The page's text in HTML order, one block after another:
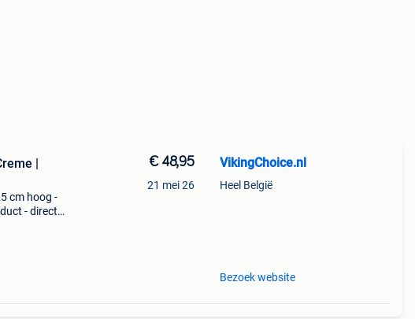
|
cm hoog -
- direct
€ 48,95
21 mei 26
VikingChoice.nl
Heel België
Bezoek website